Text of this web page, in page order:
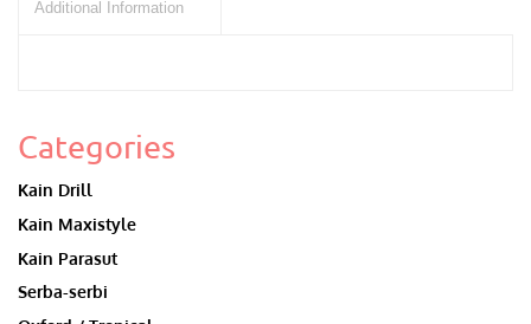
Additional Information
Categories
Kain Drill
Kain Maxistyle
Kain Parasut
Serba-serbi